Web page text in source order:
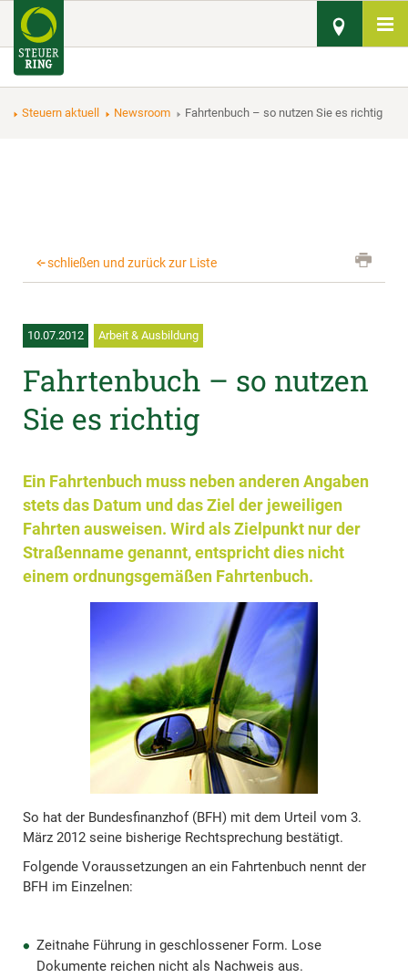
Steuern aktuell Newsroom Fahrtenbuch – so nutzen Sie es richtig
schließen und zurück zur Liste
10.07.2012 Arbeit & Ausbildung
Fahrtenbuch – so nutzen
Sie es richtig
Ein Fahrtenbuch muss neben anderen Angaben
stets das Datum und das Ziel der jeweiligen
Fahrten ausweisen. Wird als Zielpunkt nur der
Straßenname genannt, entspricht dies nicht
einem ordnungsgemäßen Fahrtenbuch.
So hat der Bundesfinanzhof (BFH) mit dem Urteil vom 3.
März 2012 seine bisherige Rechtsprechung bestätigt.
Folgende Voraussetzungen an ein Fahrtenbuch nennt der
BFH im Einzelnen:
Zeitnahe Führung in geschlossener Form. Lose
Dokumente reichen nicht als Nachweis aus.